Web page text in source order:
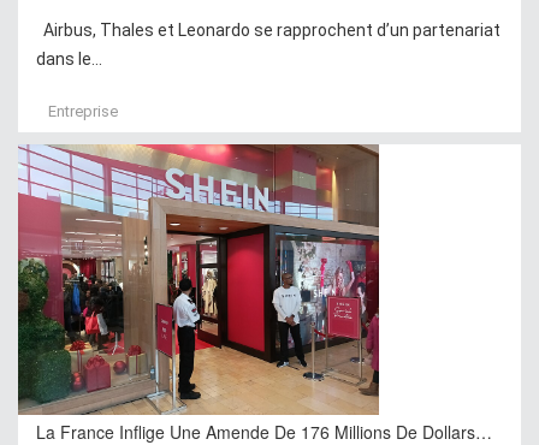
Airbus, Thales et Leonardo se rapprochent d’un partenariat
dans le...
Entreprise
La France Inflige Une Amende De 176 Millions De Dollars…